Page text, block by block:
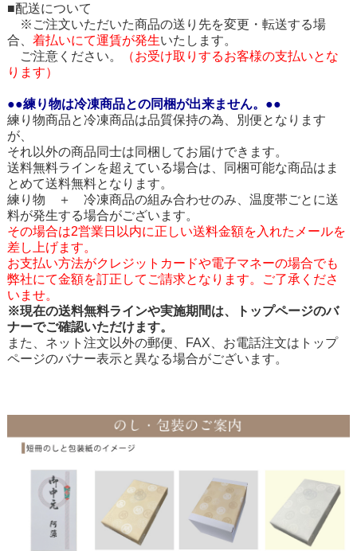
■配送について
※ご注文いただいた商品の送り先を変更・転送する場
合、 着払いにて運賃が発生いたします。
ご注意ください。
（お受け取りするお客様の支払いとな
ります）
●●練り物は冷凍商品との同梱が出来ません。●●
練り物商品と冷凍商品は品質保持の為、別便となります
が、
それ以外の商品同士は同梱してお届けできます。
送料無料ラインを超えている場合は、同梱可能な商品はま
とめて送料無料となります。
練り物 ＋ 冷凍商品の組み合わせのみ、温度帯ごとに送
料が発生する場合がございます。
その場合は2営業日以内に正しい送料金額を入れたメールを
差し上げます。
お支払い方法がクレジットカードや電子マネーの場合でも
弊社にて金額を訂正してご請求となります。ご了承くださ
いませ。
※現在の送料無料ラインや実施期間は、トップページのバ
ナーでご確認いただけます。
また、ネット注文以外の郵便、FAX、お電話注文はトップ
ページのバナー表示と異なる場合がございます。